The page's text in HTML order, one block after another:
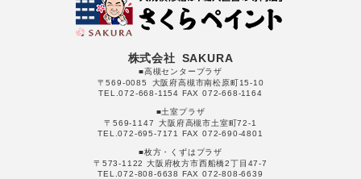
株式会社 SAKURA
■高槻センタープラザ
〒569-0085 大阪府高槻市南松原町15-10
TEL.072-668-1154 FAX 072-668-1164
■土室プラザ
〒569-1147 大阪府高槻市土室町72-1
TEL.072-695-7171 FAX 072-690-4801
■枚方・くずはプラザ
〒573-1122 大阪府枚方市西船橋2丁目47-7
TEL.072-808-6638 FAX 072-808-6639